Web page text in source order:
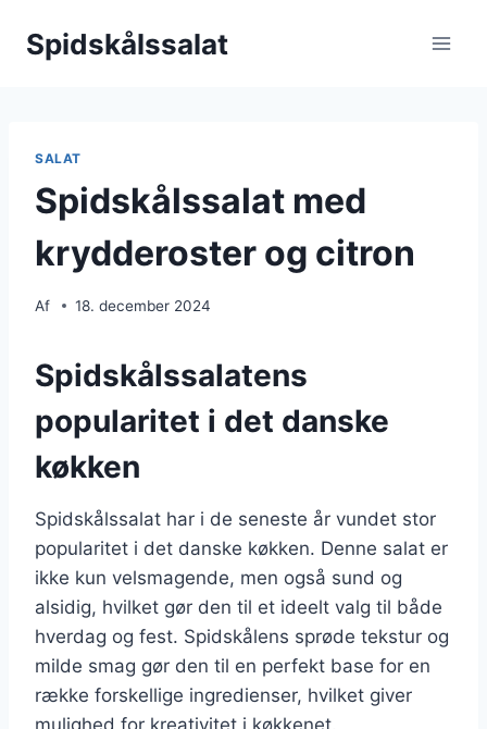
Spidskålssalat
SALAT
Spidskålssalat med
krydderoster og citron
Af 18. december 2024
Spidskålssalatens
popularitet i det danske
køkken
Spidskålssalat har i de seneste år vundet stor
popularitet i det danske køkken. Denne salat er
ikke kun velsmagende, men også sund og
alsidig, hvilket gør den til et ideelt valg til både
hverdag og fest. Spidskålens sprøde tekstur og
milde smag gør den til en perfekt base for en
række forskellige ingredienser, hvilket giver
mulighed for kreativitet i køkkenet.